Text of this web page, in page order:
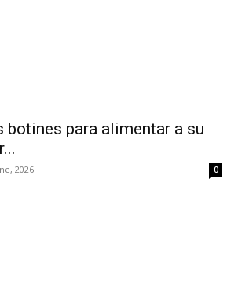
botines para alimentar a su
2026 0